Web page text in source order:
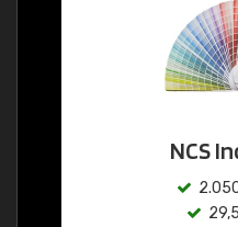
NCS